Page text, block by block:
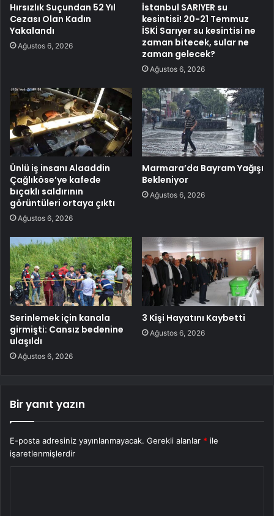
Hırsızlık Suçundan 52 Yıl
Cezası Olan Kadın
Yakalandı
Ağustos 6, 2026
İstanbul SARIYER su
kesintisi! 20-21 Temmuz
İSKİ Sarıyer su kesintisi ne
zaman bitecek, sular ne
zaman gelecek?
Ağustos 6, 2026
Ünlü iş insanı Alaaddin
Çağlıköse’ye kafede
bıçaklı saldırının
görüntüleri ortaya çıktı
Ağustos 6, 2026
Marmara’da Bayram Yağışı
Bekleniyor
Ağustos 6, 2026
Serinlemek için kanala
girmişti: Cansız bedenine
ulaşıldı
Ağustos 6, 2026
3 Kişi Hayatını Kaybetti
Ağustos 6, 2026
Bir yanıt yazın
E-posta adresiniz yayınlanmayacak. Gerekli alanlar * ile
işaretlenmişlerdir